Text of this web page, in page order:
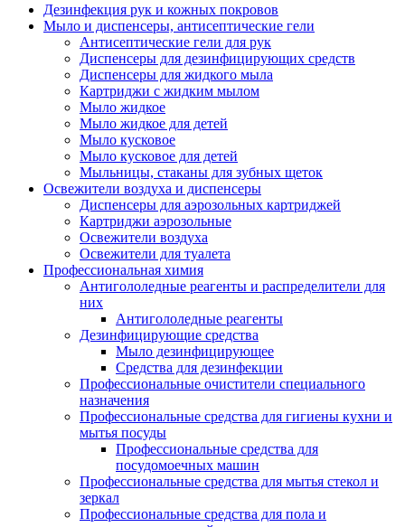
Дезинфекция рук и кожных покровов
Мыло и диспенсеры, антисептические гели
Антисептические гели для рук
Диспенсеры для дезинфицирующих средств
Диспенсеры для жидкого мыла
Картриджи с жидким мылом
Мыло жидкое
Мыло жидкое для детей
Мыло кусковое
Мыло кусковое для детей
Мыльницы, стаканы для зубных щеток
Освежители воздуха и диспенсеры
Диспенсеры для аэрозольных картриджей
Картриджи аэрозольные
Освежители воздуха
Освежители для туалета
Профессиональная химия
Антигололедные реагенты и распределители для
них
Антигололедные реагенты
Дезинфицирующие средства
Мыло дезинфицирующее
Средства для дезинфекции
Профессиональные очистители специального
назначения
Профессиональные средства для гигиены кухни и
мытья посуды
Профессиональные средства для
посудомоечных машин
Профессиональные средства для мытья стекол и
зеркал
Профессиональные средства для пола и